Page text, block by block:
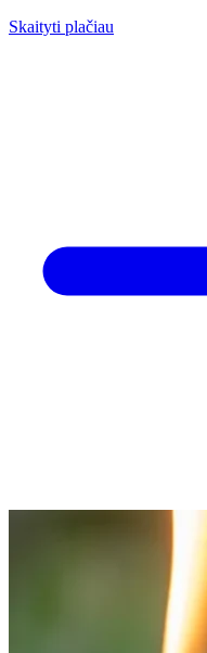
Skaityti plačiau